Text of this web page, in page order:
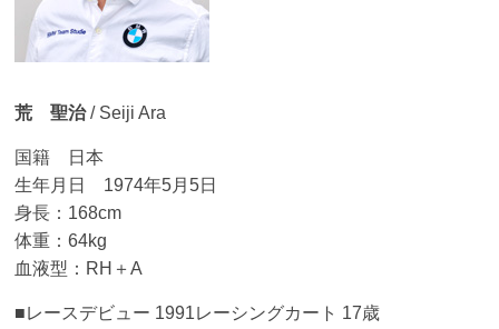
荒 聖治/ Seiji Ara
国籍 日本
生年月日 1974年5月5日
身長：168cm
体重：64kg
血液型：RH＋A
■レースデビュー 1991レーシングカート 17歳